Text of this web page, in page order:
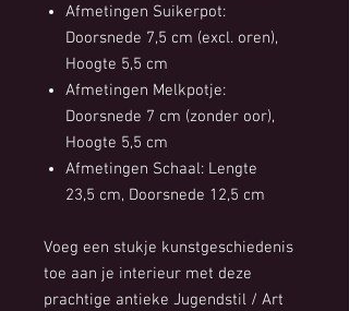
Afmetingen Suikerpot:
Doorsnede 7,5 cm (excl. oren),
Hoogte 5,5 cm
Afmetingen Melkpotje:
Doorsnede 7 cm (zonder oor),
Hoogte 5,5 cm
Afmetingen Schaal: Lengte
23,5 cm, Doorsnede 12,5 cm
Voeg een stukje kunstgeschiedenis
toe aan je interieur met deze
prachtige antieke Jugendstil / Art